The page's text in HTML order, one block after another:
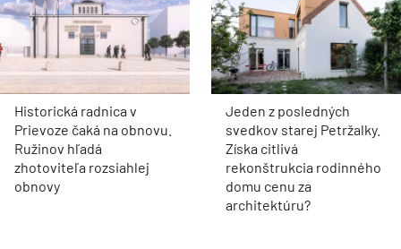
Historická radnica v
Prievoze čaká na obnovu.
Ružinov hľadá
zhotoviteľa rozsiahlej
obnovy
Jeden z posledných
svedkov starej Petržalky.
Získa citlivá
rekonštrukcia rodinného
domu cenu za
architektúru?